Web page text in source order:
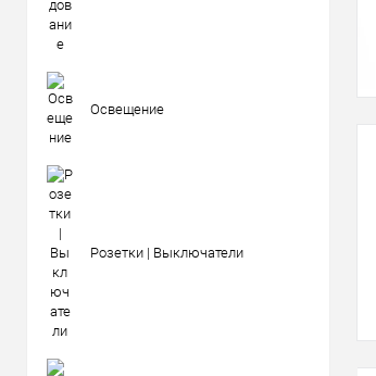
Освещение
Розетки | Выключатели